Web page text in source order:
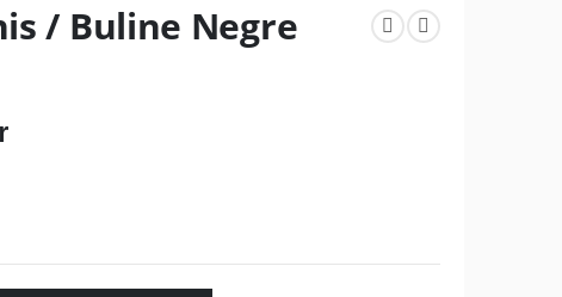
/ Buline Negre